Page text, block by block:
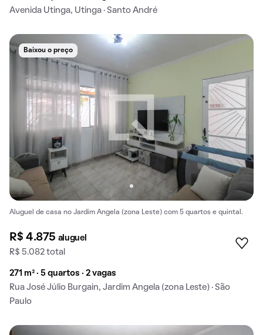
Avenida Utinga, Utinga · Santo André
Baixou o preço
Aluguel de casa no Jardim Angela (zona Leste) com 5 quartos e quintal.
R$ 4.875 aluguel
R$ 5.082 total
271 m² · 5 quartos · 2 vagas
Rua José Júlio Burgain, Jardim Angela (zona Leste) · São
Paulo